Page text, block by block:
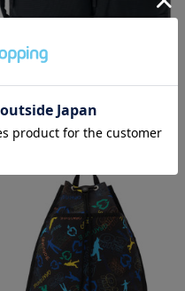
【+B】/BEN GENERAL/マネージメン
ト2wayバッグ/ネイビー
¥37,000(税込)